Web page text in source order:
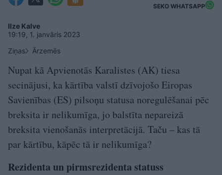
SEKO WHATSAPP
Ilze Kalve
19:19, 1. janvāris 2023
Ziņas
Ārzemēs
Nupat kā Apvienotās Karalistes (AK) tiesa
secinājusi, ka kārtība valstī dzīvojošo Eiropas
Savienības (ES) pilsoņu statusa noregulēšanai pēc
breksita ir nelikumīga, jo balstīta nepareizā
breksita vienošanās interpretācijā. Taču – kas tā
par kārtību, kāpēc tā ir nelikumīga?
Rezidenta un pirmsrezidenta statuss